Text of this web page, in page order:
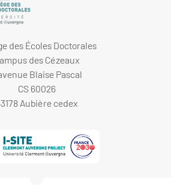
des Écoles Doctorales
des Cézeaux
Blaise Pascal
CS 60026
Aubière cedex